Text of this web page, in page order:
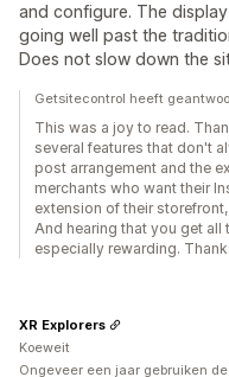
and configure. The
going well past the
Does not slow down the
Getsitecontrol heeft
This was a joy to read.
several features that don't
post arrangement and the
merchants who want their
extension of their
And hearing that you get
especially rewarding.
XR Explorers
Koeweit
Ongeveer een jaar gebruiken de